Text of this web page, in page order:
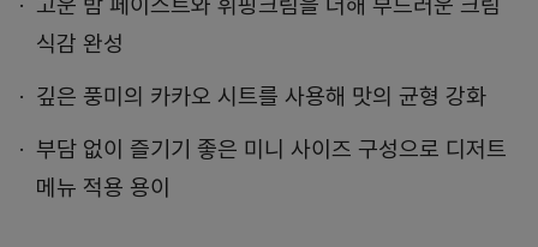
고운 밤 페이스트와 휘핑크림을 더해 부드러운 크림
식감 완성
깊은 풍미의 카카오 시트를 사용해 맛의 균형 강화
부담 없이 즐기기 좋은 미니 사이즈 구성으로 디저트
메뉴 적용 용이